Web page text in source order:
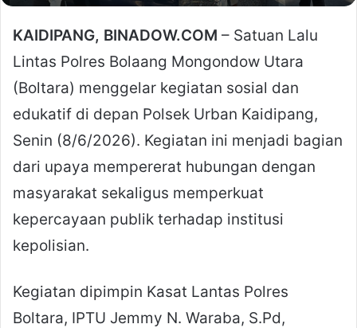
KAIDIPANG, BINADOW.COM – Satuan Lalu
Lintas Polres Bolaang Mongondow Utara
(Boltara) menggelar kegiatan sosial dan
edukatif di depan Polsek Urban Kaidipang,
Senin (8/6/2026). Kegiatan ini menjadi bagian
dari upaya mempererat hubungan dengan
masyarakat sekaligus memperkuat
kepercayaan publik terhadap institusi
kepolisian.
Kegiatan dipimpin Kasat Lantas Polres
Boltara, IPTU Jemmy N. Waraba, S.Pd,